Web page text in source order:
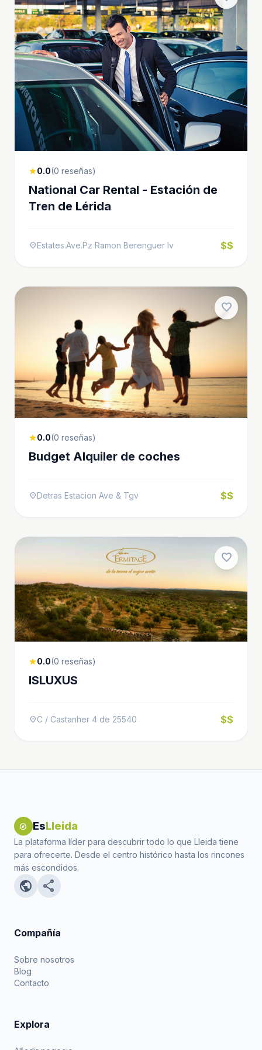
star0.0(0 reseñas)
National Car Rental - Estación de
Tren de Lérida
location_onEstates.Ave.Pz Ramon Berenguer Iv $$
favorite
star0.0(0 reseñas)
Budget Alquiler de coches
location_onDetras Estacion Ave & Tgv $$
favorite
star0.0(0 reseñas)
ISLUXUS
location_onC / Castanher 4 de 25540 $$
explore EsLleida
La plataforma líder para descubrir todo lo que Lleida tiene
para ofrecerte. Desde el centro histórico hasta los rincones
más escondidos.
public share
Compañía
Sobre nosotros
Blog
Contacto
Explora